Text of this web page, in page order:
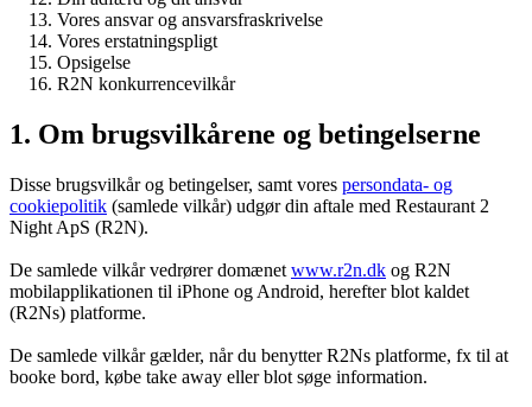
Vores ansvar og ansvarsfraskrivelse
Vores erstatningspligt
Opsigelse
R2N konkurrencevilkår
1. Om brugsvilkårene og betingelserne
Disse brugsvilkår og betingelser, samt vores persondata- og
cookiepolitik (samlede vilkår) udgør din aftale med Restaurant 2
Night ApS (R2N).
De samlede vilkår vedrører domænet www.r2n.dk og R2N
mobilapplikationen til iPhone og Android, herefter blot kaldet
(R2Ns) platforme.
De samlede vilkår gælder, når du benytter R2Ns platforme, fx til at
booke bord, købe take away eller blot søge information.